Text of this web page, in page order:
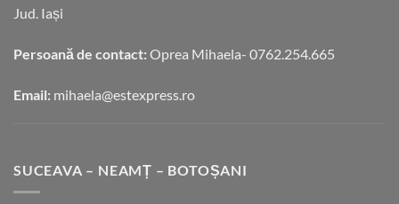
Jud. Iași
Persoană de contact: Oprea Mihaela- 0762.254.665
Email: mihaela@estexpress.ro
SUCEAVA – NEAMȚ – BOTOȘANI